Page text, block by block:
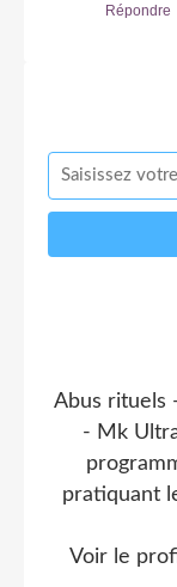
Répondre
Abus rituels
- Mk
pratiquant
Voir le